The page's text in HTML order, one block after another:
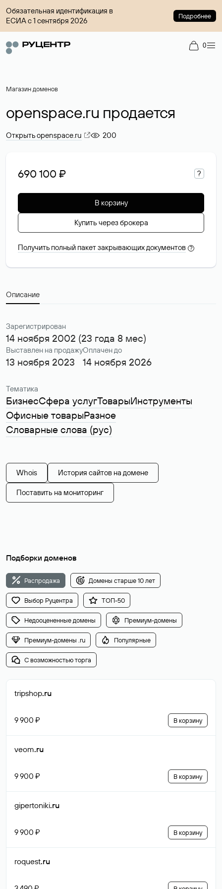
Обязательная идентификация в
ЕСИА с 1 сентября 2026
Подробнее
0
Магазин доменов
openspace.ru продается
Открыть openspace.ru 200
690 100 ₽ ?
В корзину
Купить через брокера
Получить полный пакет закрывающих документов ?
Описание
Зарегистрирован
14 ноября 2002 (23 года 8 мес)
Выставлен на продажу
13 ноября 2023
Оплачен до
14 ноября 2026
Тематика
БизнесСфера услугТоварыИнструменты
Офисные товарыРазное
Словарные слова (рус)
Whois История сайтов на домене
Поставить на мониторинг
Подборки доменов
Распродажа Домены старше 10 лет
Выбор Руцентра ТОП-50
Недооцененные домены Премиум-домены
Премиум-домены .ru Популярные
С возможностью торга
tripshop.ru
9 900 ₽ В корзину
veom.ru
9 900 ₽ В корзину
gipertoniki.ru
9 900 ₽ В корзину
roquest.ru